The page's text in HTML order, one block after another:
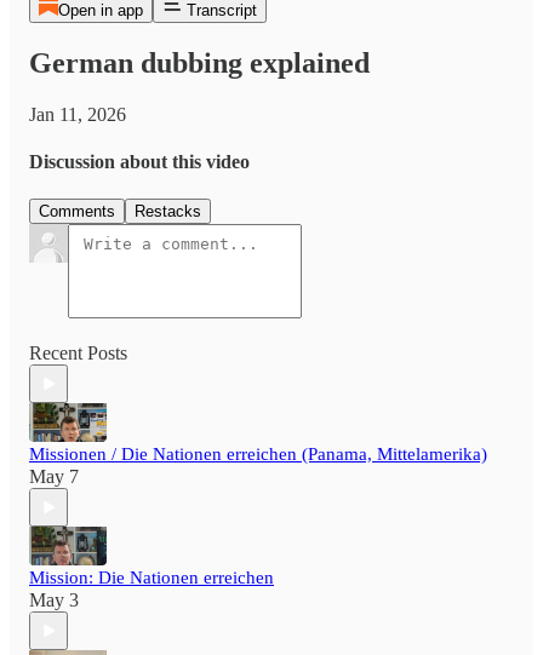
Open in app Transcript
German dubbing explained
Jan 11, 2026
Discussion about this video
Comments Restacks
Recent Posts
Missionen / Die Nationen erreichen (Panama, Mittelamerika)
May 7
Mission: Die Nationen erreichen
May 3